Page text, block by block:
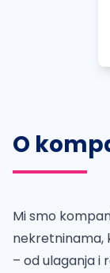
O
Mi smo
nekretninama,
– od ulaganja i